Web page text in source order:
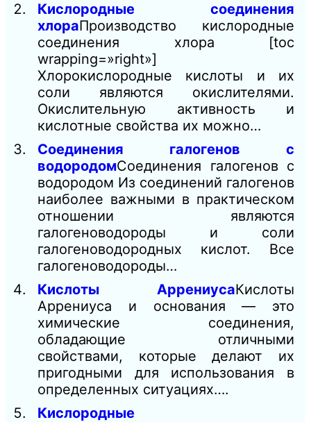
Кислородные соединения
хлораПроизводство кислородные
соединения хлора [toc
wrapping=»right»]
Хлорокислородные кислоты и их
соли являются окислителями.
Окислительную активность и
кислотные свойства их можно…
Соединения галогенов с
водородомСоединения галогенов с
водородом Из соединений галогенов
наиболее важными в практическом
отношении являются
галогеноводороды и соли
галогеноводородных кислот. Все
галогеноводороды…
Кислоты АррениусаКислоты
Аррениуса и основания — это
химические соединения,
обладающие отличными
свойствами, которые делают их
пригодными для использования в
определенных ситуациях….
Кислородные